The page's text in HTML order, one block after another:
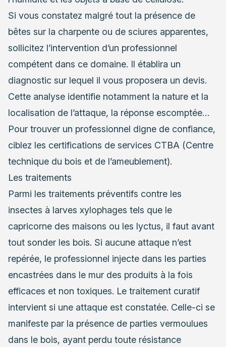
Si vous constatez malgré tout la présence de
bêtes sur la charpente ou de sciures apparentes,
sollicitez l’intervention d’un professionnel
compétent dans ce domaine. Il établira un
diagnostic sur lequel il vous proposera un devis.
Cette analyse identifie notamment la nature et la
localisation de l’attaque, la réponse escomptée…
Pour trouver un professionnel digne de confiance,
ciblez les certifications de services CTBA (Centre
technique du bois et de l’ameublement).
Les traitements
Parmi les traitements préventifs contre les
insectes à larves xylophages tels que le
capricorne des maisons ou les lyctus, il faut avant
tout sonder les bois. Si aucune attaque n’est
repérée, le professionnel injecte dans les parties
encastrées dans le mur des produits à la fois
efficaces et non toxiques. Le traitement curatif
intervient si une attaque est constatée. Celle-ci se
manifeste par la présence de parties vermoulues
dans le bois, ayant perdu toute résistance